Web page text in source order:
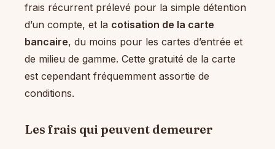
frais récurrent prélevé pour la simple détention
d’un compte, et la cotisation de la carte
bancaire, du moins pour les cartes d’entrée et
de milieu de gamme. Cette gratuité de la carte
est cependant fréquemment assortie de
conditions.
Les frais qui peuvent demeurer